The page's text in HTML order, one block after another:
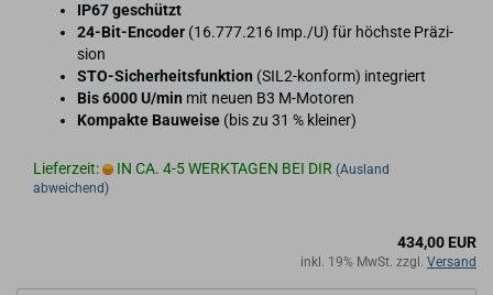
IP67 ge­schützt
24-​Bit-Encoder (16.777.216 Imp./U) für höchs­te Prä­zi­
si­on
STO-​Sicherheitsfunktion (SIL2-​konform) in­te­griert
Bis 6000 U/min mit neuen B3 M-​Motoren
Kom­pak­te Bau­wei­se (bis zu 31 % klei­ner)
Lieferzeit: IN CA. 4-5 WERKTAGEN BEI DIR (Ausland
abweichend)
434,00 EUR
inkl. 19% MwSt. zzgl. Versand